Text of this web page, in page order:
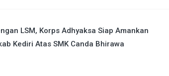
LSM, Korps Adhyaksa Siap Amankan
Kediri Atas SMK Canda Bhirawa